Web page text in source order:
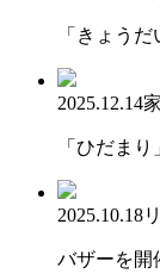
「きょう
2025.12.14
「ひだま
2025.10.18
バザーを開